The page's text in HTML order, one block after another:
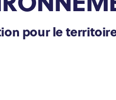
pour le